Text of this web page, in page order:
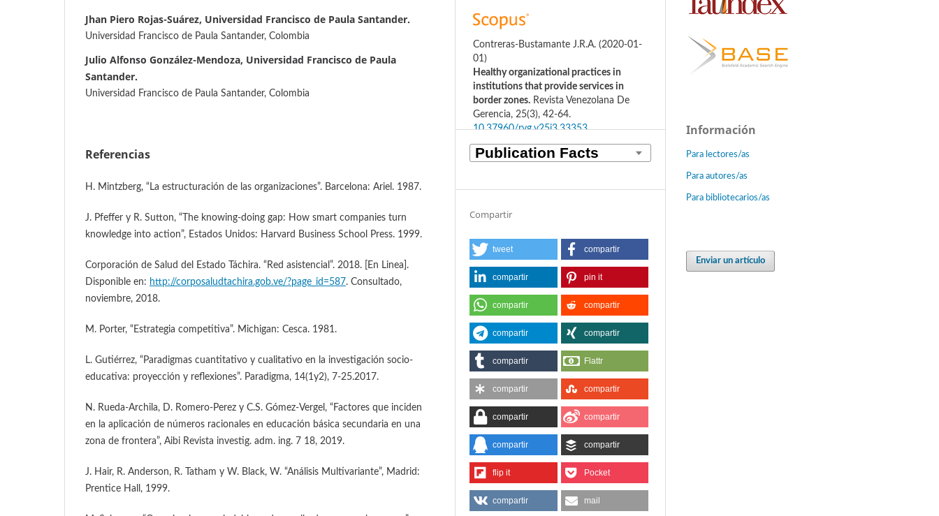
Jhan Piero Rojas-Suárez, Universidad Francisco de Paula Santander.
Universidad Francisco de Paula Santander, Colombia
Julio Alfonso González-Mendoza, Universidad Francisco de Paula
Santander.
Universidad Francisco de Paula Santander, Colombia
Referencias
H. Mintzberg, “La estructuración de las organizaciones”. Barcelona: Ariel. 1987.
J. Pfeffer y R. Sutton, “The knowing-doing gap: How smart companies turn
knowledge into action”, Estados Unidos: Harvard Business School Press. 1999.
Corporación de Salud del Estado Táchira. “Red asistencial”. 2018. [En Linea].
Disponible en: http://corposaludtachira.gob.ve/?page_id=587. Consultado,
noviembre, 2018.
M. Porter, “Estrategia competitiva”. Michigan: Cesca. 1981.
L. Gutiérrez, “Paradigmas cuantitativo y cualitativo en la investigación socio-
educativa: proyección y reflexiones”. Paradigma, 14(1y2), 7-25.2017.
N. Rueda-Archila, D. Romero-Perez y C.S. Gómez-Vergel, “Factores que inciden
en la aplicación de números racionales en educación básica secundaria en una
zona de frontera”, Aibi Revista investig. adm. ing. 7 18, 2019.
J. Hair, R. Anderson, R. Tatham y W. Black, W. “Análisis Multivariante”, Madrid:
Prentice Hall, 1999.
Contreras-Bustamante J.R.A. (2020-01-
01)
Healthy organizational practices in
institutions that provide services in
border zones. Revista Venezolana De
Gerencia, 25(3), 42-64.
10.37960/rvg.v25i3.33353
Compartir
tweet compartir
compartir pin it
compartir compartir
compartir compartir
compartir Flattr
compartir compartir
compartir compartir
compartir compartir
flip it Pocket
compartir mail
Información
Para lectores/as
Para autores/as
Para bibliotecarios/as
Enviar un artículo